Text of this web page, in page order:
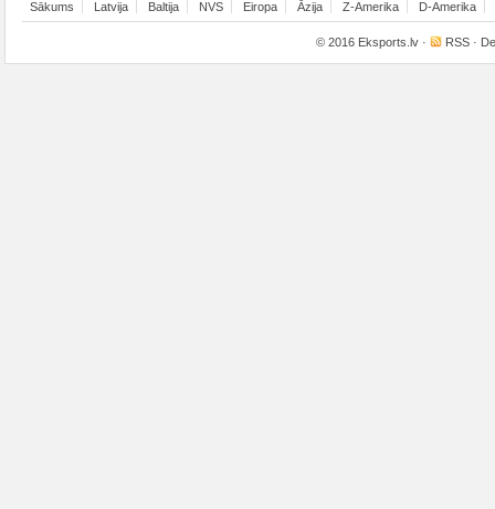
Sākums Latvija Baltija NVS Eiropa Āzija Z-Amerika D-Amerika
© 2016 Eksports.lv · RSS ·